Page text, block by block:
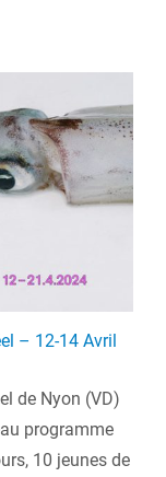
– 12-14 Avril
de Nyon (VD)
programme
10 jeunes de